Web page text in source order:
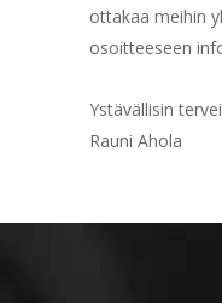
ottakaa meihin
osoitteeseen
Ystävällisin
Rauni Ahola